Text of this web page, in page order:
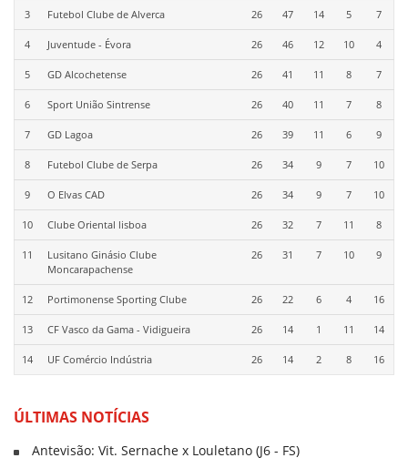
3 Futebol Clube de Alverca 26 47 14 5 7
4 Juventude - Évora 26 46 12 10 4
5 GD Alcochetense 26 41 11 8 7
6 Sport União Sintrense 26 40 11 7 8
7 GD Lagoa 26 39 11 6 9
8 Futebol Clube de Serpa 26 34 9 7 10
9 O Elvas CAD 26 34 9 7 10
10 Clube Oriental lisboa 26 32 7 11 8
11
Lusitano Ginásio Clube
Moncarapachense
26 31 7 10 9
12 Portimonense Sporting Clube 26 22 6 4 16
13 CF Vasco da Gama - Vidigueira 26 14 1 11 14
14 UF Comércio Indústria 26 14 2 8 16
ÚLTIMAS NOTÍCIAS
Antevisão: Vit. Sernache x Louletano (J6 - FS)